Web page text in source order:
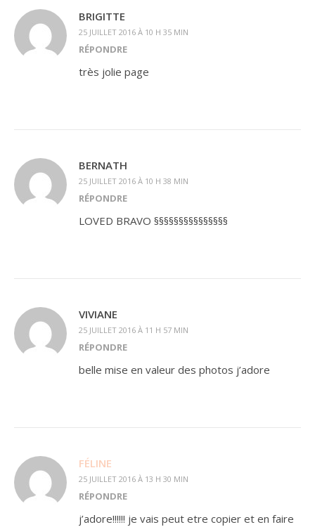
BRIGITTE
25 JUILLET 2016 À 10 H 35 MIN
RÉPONDRE
très jolie page
BERNATH
25 JUILLET 2016 À 10 H 38 MIN
RÉPONDRE
LOVED BRAVO §§§§§§§§§§§§§§§
VIVIANE
25 JUILLET 2016 À 11 H 57 MIN
RÉPONDRE
belle mise en valeur des photos j’adore
FÉLINE
25 JUILLET 2016 À 13 H 30 MIN
RÉPONDRE
j’adore!!!!!! je vais peut etre copier et en faire